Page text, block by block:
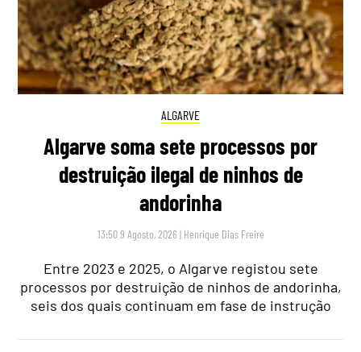
ALGARVE
Algarve soma sete processos por
destruição ilegal de ninhos de
andorinha
13:50 9 Agosto, 2026 | Henrique Dias Freire
Entre 2023 e 2025, o Algarve registou sete
processos por destruição de ninhos de andorinha,
seis dos quais continuam em fase de instrução